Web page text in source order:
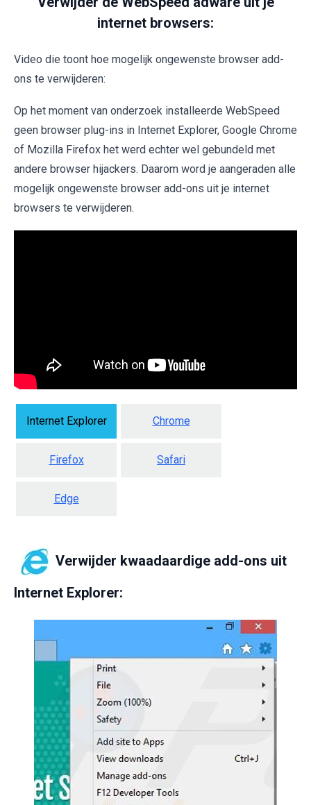
internet browsers:
Video die toont hoe mogelijk ongewenste browser add-
ons te verwijderen:
Op het moment van onderzoek installeerde WebSpeed
geen browser plug-ins in Internet Explorer, Google Chrome
of Mozilla Firefox het werd echter wel gebundeld met
andere browser hijackers. Daarom word je aangeraden alle
mogelijk ongewenste browser add-ons uit je internet
browsers te verwijderen.
Internet Explorer Chrome
Firefox Safari
Edge
Verwijder kwaadaardige add-ons uit
Internet Explorer: